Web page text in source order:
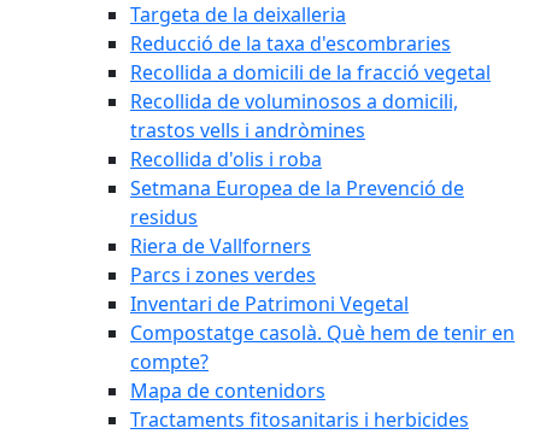
Targeta de la deixalleria
Reducció de la taxa d'escombraries
Recollida a domicili de la fracció vegetal
Recollida de voluminosos a domicili,
trastos vells i andròmines
Recollida d'olis i roba
Setmana Europea de la Prevenció de
residus
Riera de Vallforners
Parcs i zones verdes
Inventari de Patrimoni Vegetal
Compostatge casolà. Què hem de tenir en
compte?
Mapa de contenidors
Tractaments fitosanitaris i herbicides